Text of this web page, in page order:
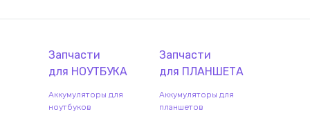
Запчасти
для НОУТБУКА
Аккумуляторы для
ноутбуков
Запчасти
для ПЛАНШЕТА
Аккумуляторы для
планшетов